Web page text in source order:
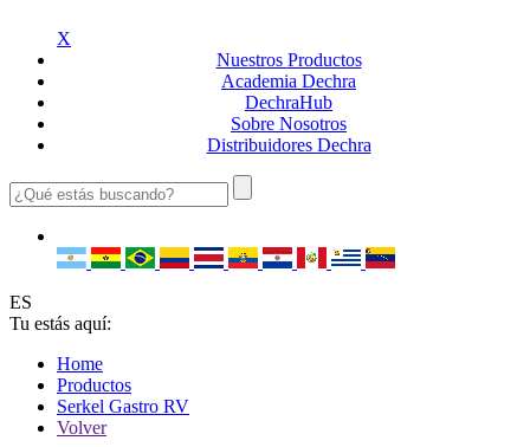
X
Nuestros Productos
Academia Dechra
DechraHub
Sobre Nosotros
Distribuidores Dechra
ES
Tu estás aquí:
Home
Productos
Serkel Gastro RV
Volver